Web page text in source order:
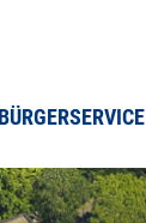
BÜRGERSERVICE